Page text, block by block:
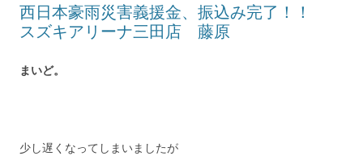
西日本豪雨災害義援金、振込み完了！！
スズキアリーナ三田店 藤原
まいど。
少し遅くなってしまいましたが